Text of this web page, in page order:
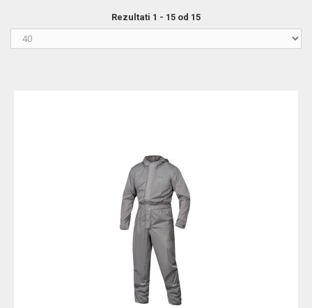
Rezultati 1 - 15 od 15